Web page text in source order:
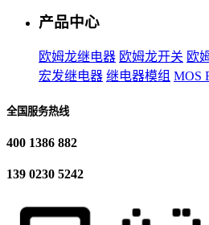
产品中心
欧姆龙继电器 欧姆龙开关 欧
宏发继电器 继电器模组 MOS
全国服务热线
400 1386 882
139 0230 5242